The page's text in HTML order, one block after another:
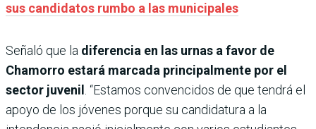
sus candidatos rumbo a las municipales
Señaló que la diferencia en las urnas a favor de
Chamorro estará marcada principalmente por el
sector juvenil . “Estamos convencidos de que tendrá el
apoyo de los jóvenes porque su candidatura a la